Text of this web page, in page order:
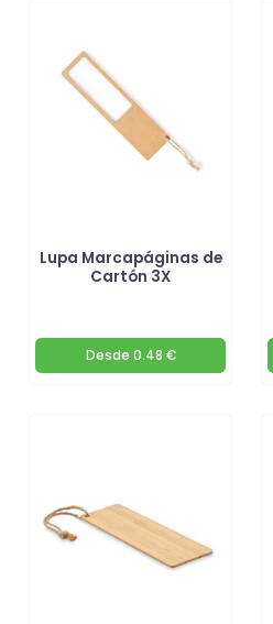
Lupa Marcapáginas de
Cartón 3X
Desde 0.48 €